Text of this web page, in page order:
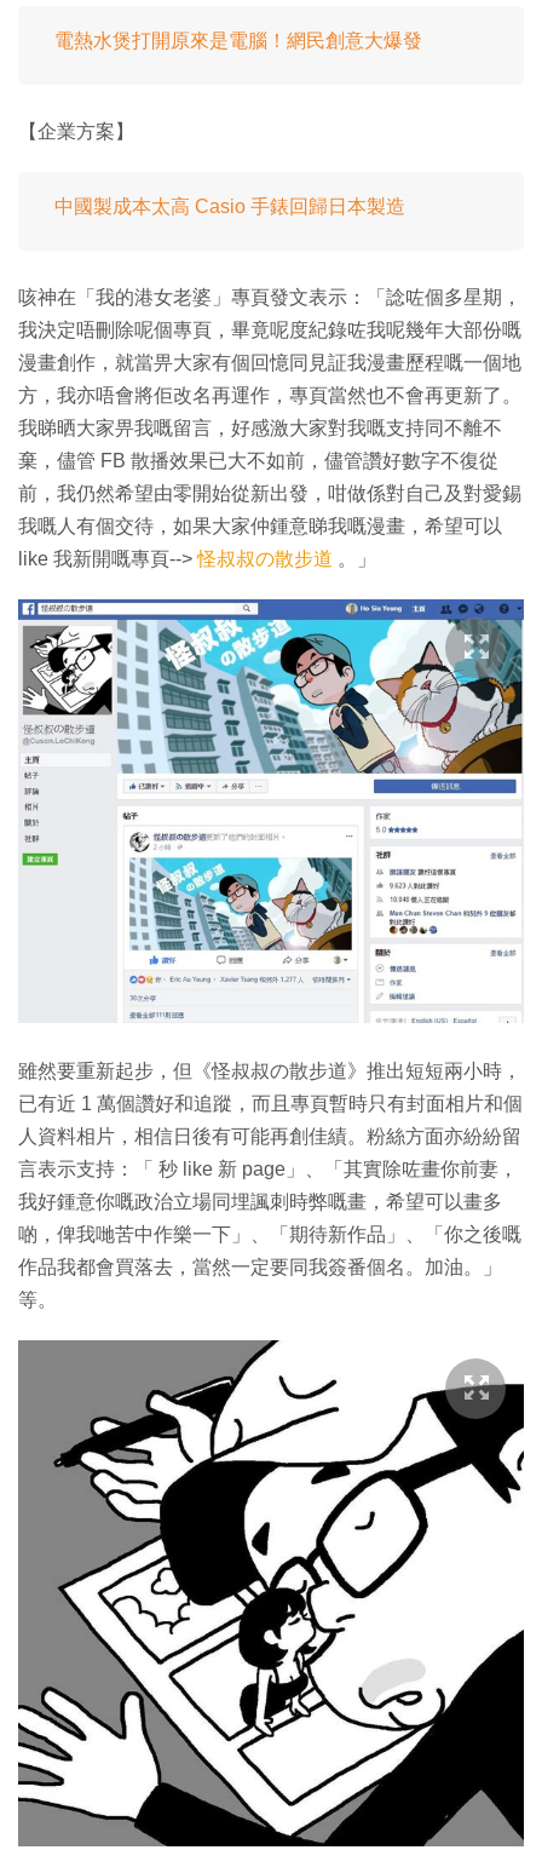
電熱水煲打開原來是電腦！網民創意大爆發
【企業方案】
中國製成本太高 Casio 手錶回歸日本製造
咳神在「我的港女老婆」專頁發文表示：「諗咗個多星期，
我決定唔刪除呢個專頁，畢竟呢度紀錄咗我呢幾年大部份嘅
漫畫創作，就當畀大家有個回憶同見証我漫畫歷程嘅一個地
方，我亦唔會將佢改名再運作，專頁當然也不會再更新了。
我睇晒大家畀我嘅留言，好感激大家對我嘅支持同不離不
棄，儘管 FB 散播效果已大不如前，儘管讚好數字不復從
前，我仍然希望由零開始從新出發，咁做係對自己及對愛錫
我嘅人有個交待，如果大家仲鍾意睇我嘅漫畫，希望可以
like 我新開嘅專頁-->怪叔叔の散步道 。」
雖然要重新起步，但《怪叔叔の散步道》推出短短兩小時，
已有近 1 萬個讚好和追蹤，而且專頁暫時只有封面相片和個
人資料相片，相信日後有可能再創佳績。粉絲方面亦紛紛留
言表示支持：「 秒 like 新 page」、「其實除咗畫你前妻，
我好鍾意你嘅政治立場同埋諷刺時弊嘅畫，希望可以畫多
啲，俾我哋苦中作樂一下」、「期待新作品」、「你之後嘅
作品我都會買落去，當然一定要同我簽番個名。加油。」
等。